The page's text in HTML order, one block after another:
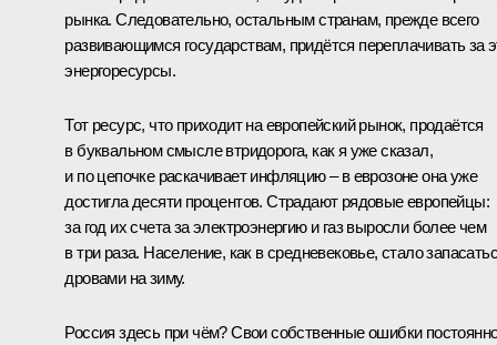
рынка. Следовательно, остальным странам, прежде всего
развивающимся государствам, придётся переплачивать за
энергоресурсы.
Тот ресурс, что приходит на европейский рынок, продаётся
в буквальном смысле втридорога, как я уже сказал,
и по цепочке раскачивает инфляцию – в еврозоне она уже
достигла десяти процентов. Страдают рядовые европейцы:
за год их счета за электроэнергию и газ выросли более чем
в три раза. Население, как в средневековье, стало
дровами на зиму.
Россия здесь при чём? Свои собственные ошибки